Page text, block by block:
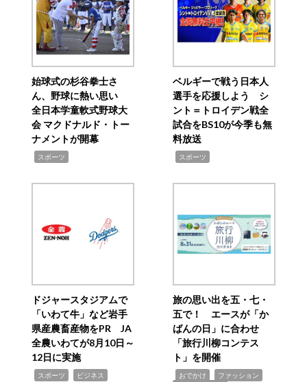
始球式の杉谷拳士さ
ん、野球に熱い思い
全日本学童軟式野球大
会 マクドナルド・トー
ナメントが開幕
スポーツ
ベルギーで戦う日本人
選手を応援しよう シ
ント＝トロイデン戦全
試合をBS10が今季も無
料放送
スポーツ
ドジャースタジアムで
「いわて牛」など岩手
県産農畜産物をPR JA
全農いわてが8月10日～
12日に実施
スポーツ ビジネス
旅の思い出を五・七・
五で！ エースが「か
ばんの日」に合わせ
「旅行川柳コンテス
ト」を開催
おでかけ ファッション